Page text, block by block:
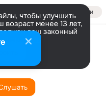
Войти
чтобы улучшить
возраст менее 13 лет,
ваш законный